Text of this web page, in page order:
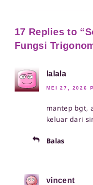
17 Replies to
Fungsi
lalala
MEI 27, 2026
mantep bgt,
keluar dari
Balas
vincent